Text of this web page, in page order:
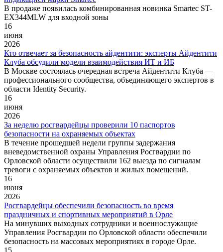
В продаже появилась комбинированная новинка Smartec ST-
EX344MLW для входной зоны
16
июня
2026
Кто отвечает за безопасность айдентити: эксперты Айдентити
Клуба обсудили модели взаимодействия ИТ и ИБ
В Москве состоялась очередная встреча Айдентити Клуба —
профессионального сообщества, объединяющего экспертов в
области Identity Security.
16
июня
2026
За неделю росгвардейцы проверили 10 паспортов
безопасности на охраняемых объектах
В течение прошедшей недели группы задержания
вневедомственной охраны Управления Росгвардии по
Орловской области осуществили 162 выезда по сигналам
тревоги с охраняемых объектов и жилых помещений.
16
июня
2026
Росгвардейцы обеспечили безопасность во время
праздничных и спортивных мероприятий в Орле
На минувших выходных сотрудники и военнослужащие
Управления Росгвардии по Орловской области обеспечили
безопасность на массовых мероприятиях в городе Орле.
15